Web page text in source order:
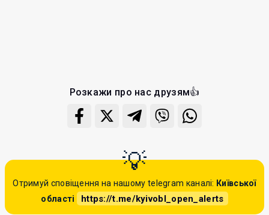
Розкажи про нас друзям👍
Отримуй сповіщення на нашому telegram каналі: Київської
області
https://t.me/kyivobl_open_alerts